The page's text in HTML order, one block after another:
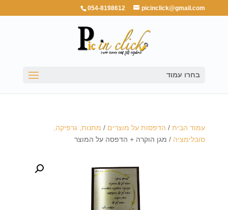
054-8198612 picinclick@gmail.com
בחרו עמוד
עמוד הבית/ הדפסות על מוצרים / מתנות, גרפיקה,
סובלימציה / מגן הוקרה + הדפסה על המוצר